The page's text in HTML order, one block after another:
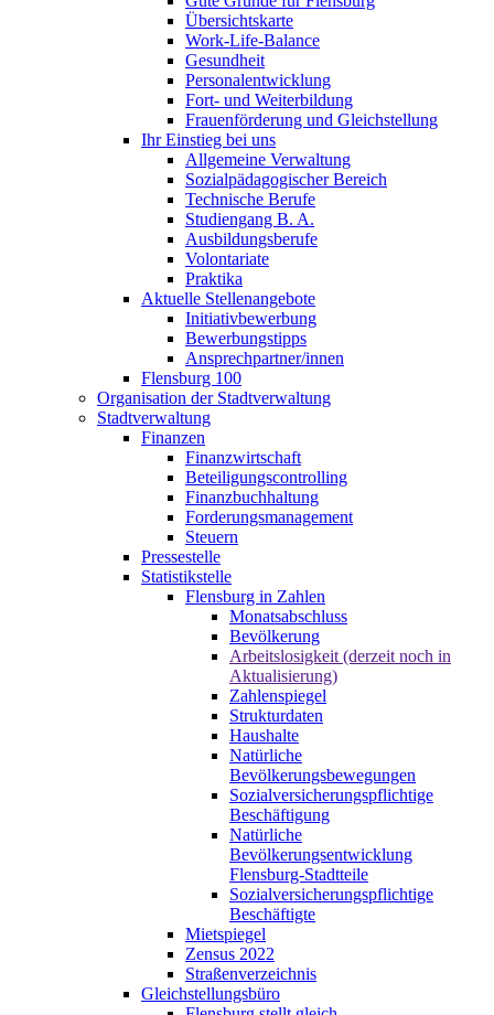
Übersichtskarte
Work-Life-Balance
Gesundheit
Personalentwicklung
Fort- und Weiterbildung
Frauenförderung und Gleichstellung
Ihr Einstieg bei uns
Allgemeine Verwaltung
Sozialpädagogischer Bereich
Technische Berufe
Studiengang B. A.
Ausbildungsberufe
Volontariate
Praktika
Aktuelle Stellenangebote
Initiativbewerbung
Bewerbungstipps
Ansprechpartner/innen
Flensburg 100
Organisation der Stadtverwaltung
Stadtverwaltung
Finanzen
Finanzwirtschaft
Beteiligungscontrolling
Finanzbuchhaltung
Forderungsmanagement
Steuern
Pressestelle
Statistikstelle
Flensburg in Zahlen
Monatsabschluss
Bevölkerung
Arbeitslosigkeit (derzeit noch in
Aktualisierung)
Zahlenspiegel
Strukturdaten
Haushalte
Natürliche
Bevölkerungsbewegungen
Sozialversicherungspflichtige
Beschäftigung
Natürliche
Bevölkerungsentwicklung
Flensburg-Stadtteile
Sozialversicherungspflichtige
Beschäftigte
Mietspiegel
Zensus 2022
Straßenverzeichnis
Gleichstellungsbüro